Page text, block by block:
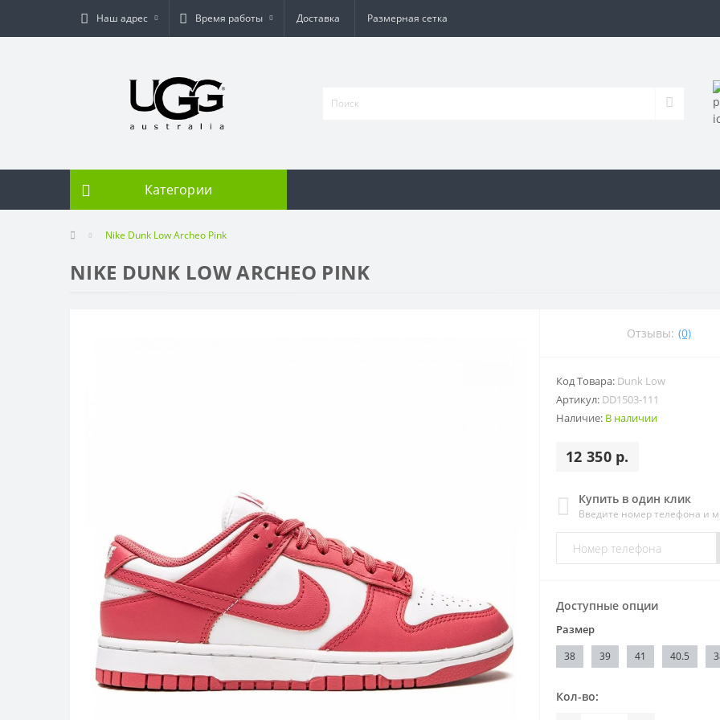
Наш адрес Время работы Доставка Размерная сетка
Категории
Nike Dunk Low Archeo Pink
NIKE DUNK LOW ARCHEO PINK
Отзывы: (0)
Код Товара: Dunk Low
Артикул: DD1503-111
Наличие: В наличии
12 350 р.
Купить в один клик
Введите номер телефона и
Доступные опции
Размер
38 39 41 40.5
Кол-во: